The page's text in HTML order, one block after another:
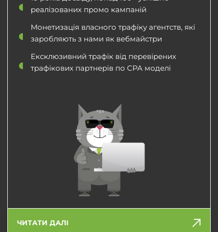
реалізованих промо кампаній
Монетизація власного трафіку агентств, які
заробляють з нами як вебмайстри
Ексклюзивний трафік від перевірених
трафікових партнерів по CPA моделі
ЧИТАТИ ДАЛІ